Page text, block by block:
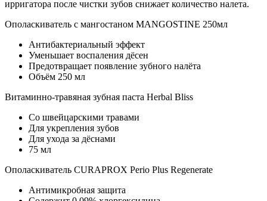
ирригатора после чистки зубов снижает количество налета.
Ополаскиватель с мангостаном MANGOSTINE 250мл
Антибактериальный эффект
Уменьшает воспаления дёсен
Предотвращает появление зубного налёта
Объём 250 мл
Витаминно-травяная зубная паста Herbal Bliss
Со швейцарскими травами
Для укрепления зубов
Для ухода за дёснами
75 мл
Ополаскиватель CURAPROX Perio Plus Regenerate
Антимикробная защита